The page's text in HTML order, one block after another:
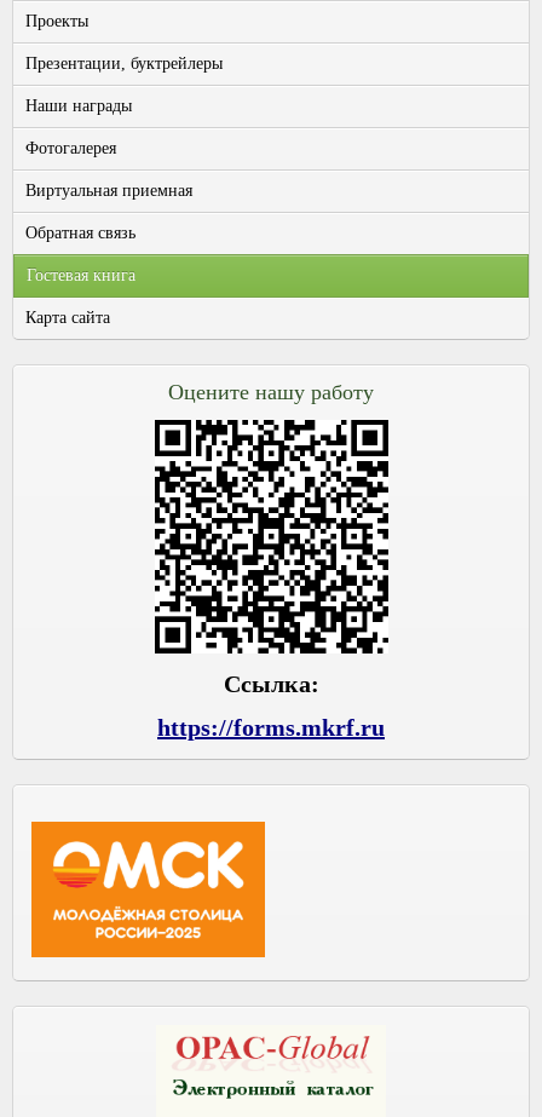
Проекты
Презентации, буктрейлеры
Наши награды
Фотогалерея
Виртуальная приемная
Обратная связь
Гостевая книга
Карта сайта
Оцените нашу работу
Ссылка:
https://forms.mkrf.ru